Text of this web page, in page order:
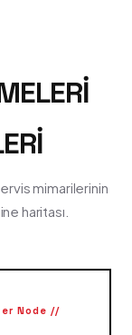
mimarilerinin
haritası.
Node //